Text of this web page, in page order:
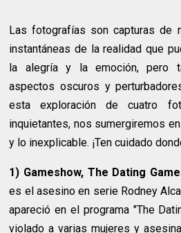
Las fotografías son capturas de
instantáneas de la realidad que
la alegría y la emoción, pero
aspectos oscuros y
esta exploración de cuatro
inquietantes, nos sumergiremos
y lo inexplicable. ¡Ten cuidado
1) Gameshow, The Dating
es el asesino en serie Rodney
apareció en el programa "The
violado a varias mujeres y